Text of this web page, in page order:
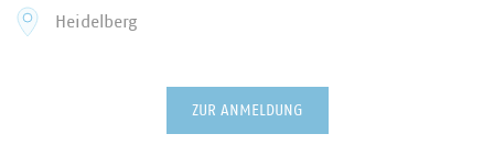
Heidelberg
ZUR ANMELDUNG